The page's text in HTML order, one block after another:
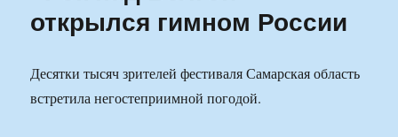
открылся гимном России
Десятки тысяч зрителей фестиваля Самарская область
встретила негостеприимной погодой.